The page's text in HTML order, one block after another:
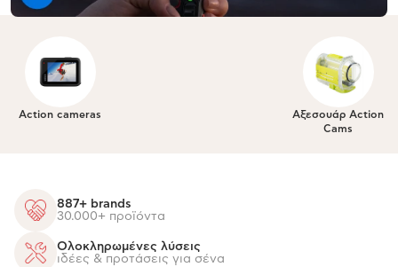
Action cameras
Αξεσουάρ Action
Cams
887+ brands
30.000+ προϊόντα
Ολοκληρωμένες λύσεις
ιδέες & προτάσεις για σένα